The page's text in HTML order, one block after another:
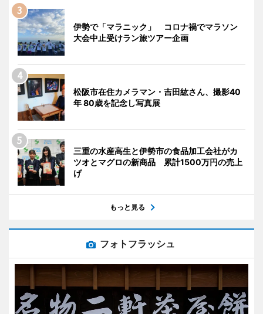
伊勢で「マラニック」 コロナ禍でマラソン
大会中止受けラン旅ツアー企画
松阪市在住カメラマン・吉田紘さん、撮影40
年 80歳を記念し写真展
三重の水産高生と伊勢市の食品加工会社がカ
ツオとマグロの新商品 累計1500万円の売上
げ
もっと見る
フォトフラッシュ